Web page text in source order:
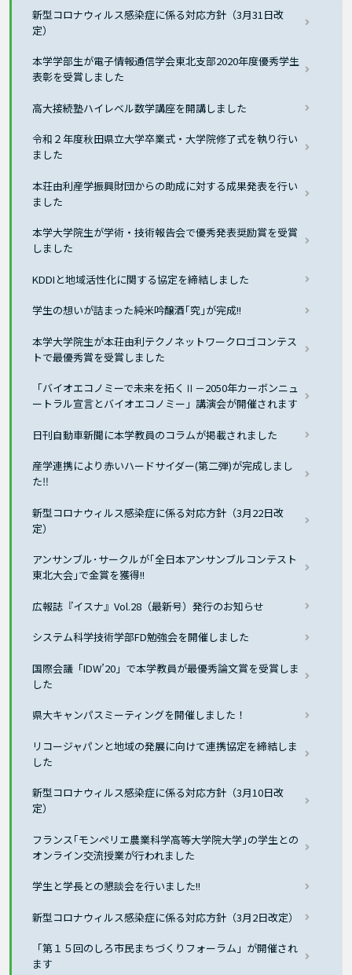
新型コロナウィルス感染症に係る対応方針（3月31日改
定）
本学学部生が電子情報通信学会東北支部2020年度優秀学生
表彰を受賞しました
高大接続塾ハイレベル数学講座を開講しました
令和２年度秋田県立大学卒業式・大学院修了式を執り行い
ました
本荘由利産学振興財団からの助成に対する成果発表を行い
ました
本学大学院生が学術・技術報告会で優秀発表奨励賞を受賞
しました
KDDIと地域活性化に関する協定を締結しました
学生の想いが詰まった純米吟醸酒｢究｣が完成!!
本学大学院生が本荘由利テクノネットワークロゴコンテス
トで最優秀賞を受賞しました
「バイオエコノミーで未来を拓くⅡ－2050年カーボンニュ
ートラル宣言とバイオエコノミー」講演会が開催されます
日刊自動車新聞に本学教員のコラムが掲載されました
産学連携により赤いハードサイダー(第二弾)が完成しまし
た‼
新型コロナウィルス感染症に係る対応方針（3月22日改
定）
アンサンブル･サークルが｢全日本アンサンブルコンテスト
東北大会｣で金賞を獲得!!
広報誌『イスナ』Vol.28（最新号）発行のお知らせ
システム科学技術学部FD勉強会を開催しました
国際会議「IDW’20」で本学教員が最優秀論文賞を受賞しま
した
県大キャンパスミーティングを開催しました！
リコージャパンと地域の発展に向けて連携協定を締結しま
した
新型コロナウィルス感染症に係る対応方針（3月10日改
定）
フランス｢モンペリエ農業科学高等大学院大学｣の学生との
オンライン交流授業が行われました
学生と学長との懇談会を行いました!!
新型コロナウィルス感染症に係る対応方針（3月2日改定）
「第１５回のしろ市民まちづくりフォーラム」が開催され
ます